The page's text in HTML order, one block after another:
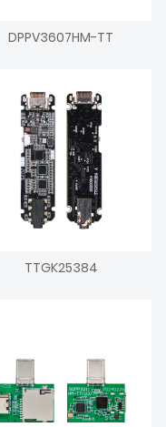
DPPV3607HM-TT
TTGK25384